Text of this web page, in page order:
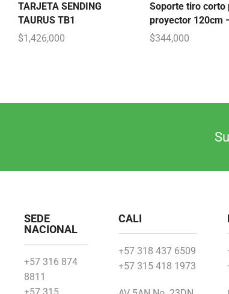
TARJETA SENDING
TAURUS TB1
$1,426,000
Soporte tiro corto
proyector 120cm
$344,000
SEDE
NACIONAL
+57 316 874
8811
CALI
+57 318 437 6509
+57 315 418 1973